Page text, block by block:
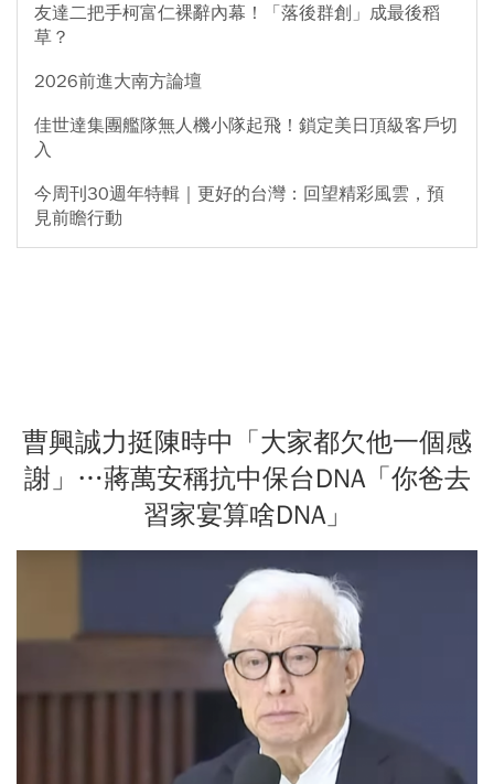
友達二把手柯富仁裸辭內幕！「落後群創」成最後稻
草？
2026前進大南方論壇
佳世達集團艦隊無人機小隊起飛！鎖定美日頂級客戶切
入
今周刊30週年特輯｜更好的台灣：回望精彩風雲，預
見前瞻行動
曹興誠力挺陳時中「大家都欠他一個感
謝」…蔣萬安稱抗中保台DNA「你爸去
習家宴算啥DNA」